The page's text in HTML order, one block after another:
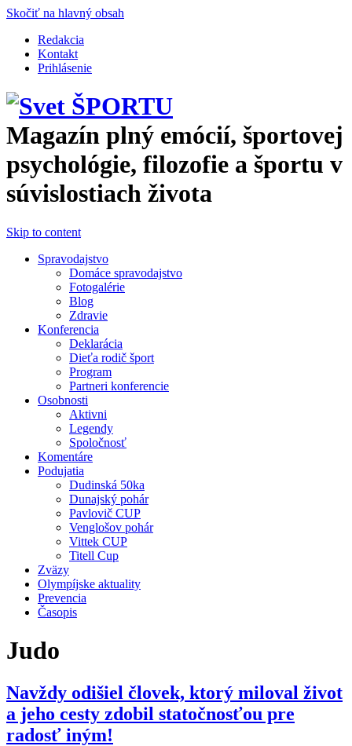
Skočiť na hlavný obsah
Redakcia
Kontakt
Prihlásenie
Magazín plný emócií, športovej
psychológie, filozofie a športu v
súvislostiach života
Skip to content
Spravodajstvo
Domáce spravodajstvo
Fotogalérie
Blog
Zdravie
Konferencia
Deklarácia
Dieťa rodič šport
Program
Partneri konferencie
Osobnosti
Aktivni
Legendy
Spoločnosť
Komentáre
Podujatia
Dudinská 50ka
Dunajský pohár
Pavlovič CUP
Venglošov pohár
Vittek CUP
Titell Cup
Zväzy
Olympíjske aktuality
Prevencia
Časopis
Judo
Navždy odišiel človek, ktorý miloval život
a jeho cesty zdobil statočnosťou pre
radosť iným!